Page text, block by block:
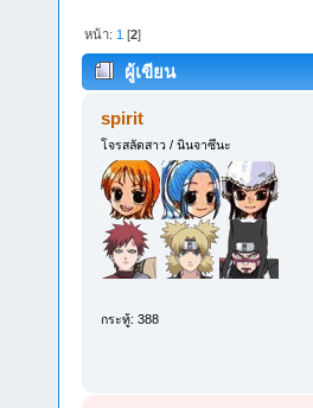
หน้า: 1 [2]
ผู้เขียน
spirit
โจรสลัดสาว / นินจาซึนะ
กระทู้: 388